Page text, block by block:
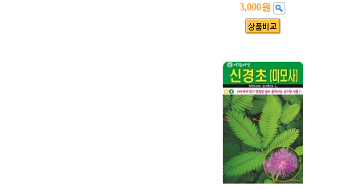
3,000원